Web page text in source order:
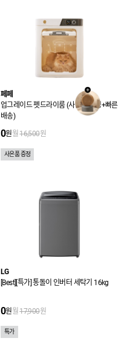
페페
업그레이드 펫드라이룸 (사은품 증정+빠른
배송)
0원월16,500원
사은품 증정
LG
[Best][특가] 통돌이 인버터 세탁기 16kg
0원월17,900원
특가